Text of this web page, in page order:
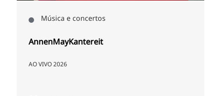
Música e concertos
AnnenMayKantereit
AO VIVO 2026